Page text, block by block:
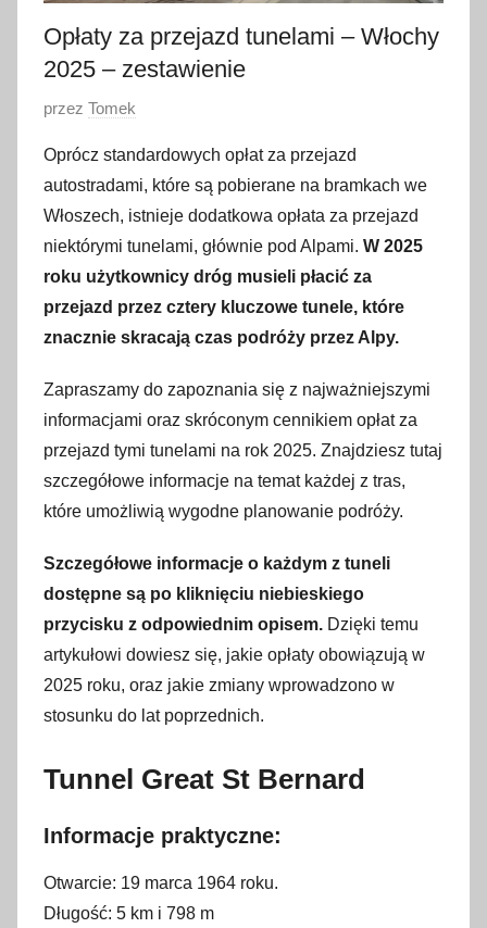
Opłaty za przejazd tunelami – Włochy
2025 – zestawienie
O
u
b
l
i
k
o
w
n
o
5
s
t
c
z
n
5
przez Tomek
Oprócz standardowych opłat za przejazd
autostradami, które są pobierane na bramkach we
Włoszech, istnieje dodatkowa opłata za przejazd
niektórymi tunelami, głównie pod Alpami. W 2025
roku użytkownicy dróg musieli płacić za
przejazd przez cztery kluczowe tunele, które
znacznie skracają czas podróży przez Alpy.
Zapraszamy do zapoznania się z najważniejszymi
informacjami oraz skróconym cennikiem opłat za
przejazd tymi tunelami na rok 2025. Znajdziesz tutaj
szczegółowe informacje na temat każdej z tras,
które umożliwią wygodne planowanie podróży.
Szczegółowe informacje o każdym z tuneli
dostępne są po kliknięciu niebieskiego
przycisku z odpowiednim opisem. Dzięki temu
artykułowi dowiesz się, jakie opłaty obowiązują w
2025 roku, oraz jakie zmiany wprowadzono w
stosunku do lat poprzednich.
Tunnel Great St Bernard
Informacje praktyczne:
Otwarcie: 19 marca 1964 roku.
Długość: 5 km i 798 m